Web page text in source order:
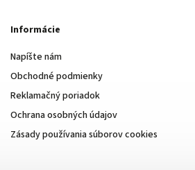
Informácie
Napíšte nám
Obchodné podmienky
Reklamačný poriadok
Ochrana osobných údajov
Zásady používania súborov cookies